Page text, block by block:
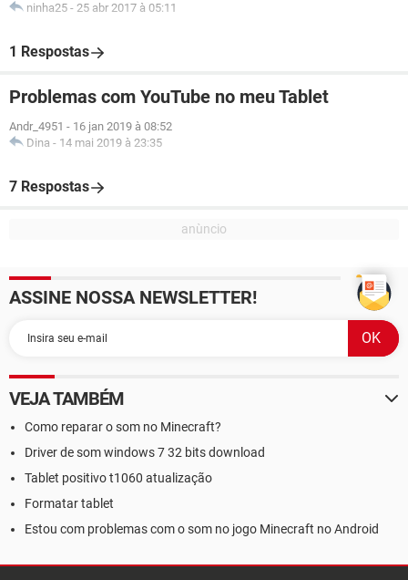
ninha25 - 25 abr 2017 à 05:11
1 Respostas
Problemas com YouTube no meu Tablet
Andr_4951 - 16 jan 2019 à 08:52
Dina - 14 mai 2019 à 23:35
7 Respostas
ASSINE NOSSA NEWSLETTER!
VEJA TAMBÉM
Como reparar o som no Minecraft?
Driver de som windows 7 32 bits download
Tablet positivo t1060 atualização
Formatar tablet
Estou com problemas com o som no jogo Minecraft no Android